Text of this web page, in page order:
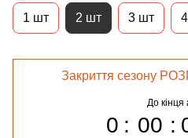
1 шт 2 шт 3 шт
Закриття сезону
До кінця
0 00